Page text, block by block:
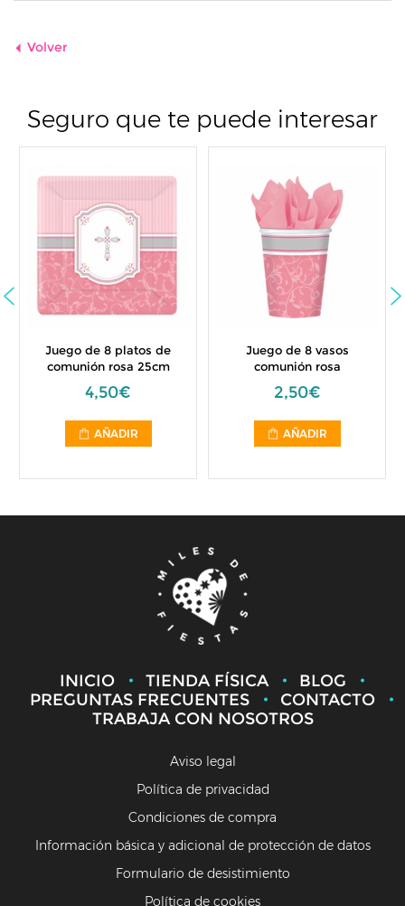
Volver
Seguro que te puede interesar
8 platos de
rosa 25cm
Juego de 8 vasos
comunión rosa
INICIO TIENDA FÍSICA
BLOG
PREGUNTAS FRECUENTES
CONTACTO
TRABAJA CON NOSOTROS
Aviso legal
Política de privacidad
Condiciones de compra
Información básica y adicional de protección de datos
Formulario de desistimiento
Política de cookies